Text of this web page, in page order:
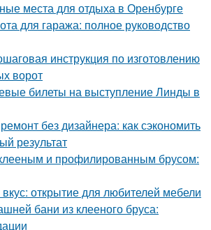
места для отдыха в Оренбурге
для гаража: полное руководство
инструкция по изготовлению
ворот
билеты на выступление Линды в
без дизайнера: как сэкономить
результат
и профилированным брусом:
открытие для любителей мебели
бани из клееного бруса: